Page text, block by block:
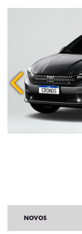
Anterior
NOVOS